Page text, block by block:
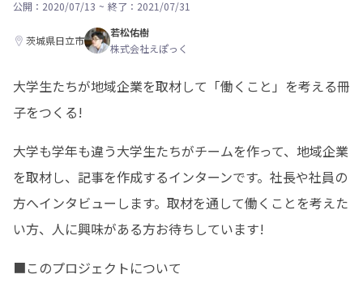
公開：2020/07/13 ~ 終了：2021/07/31
茨城県日立市
若松佑樹
株式会社えぽっく
大学生たちが地域企業を取材して「働くこと」を考える冊
子をつくる!
大学も学年も違う大学生たちがチームを作って、地域企業
を取材し、記事を作成するインターンです。社長や社員の
方へインタビューします。取材を通して働くことを考えた
い方、人に興味がある方お待ちしています!
■このプロジェクトについて